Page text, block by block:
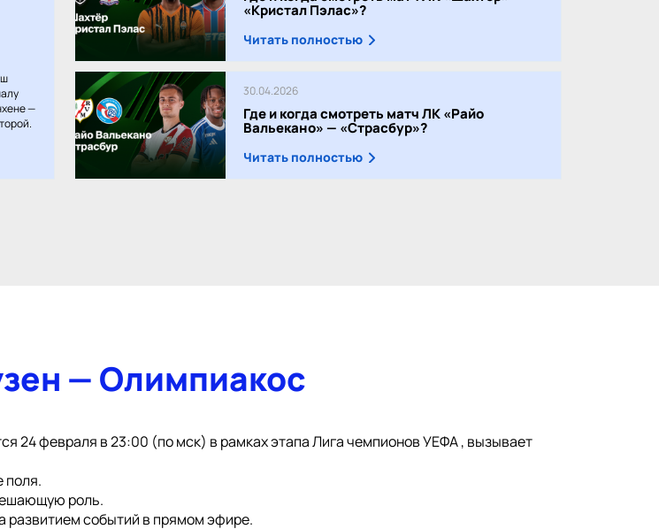
—
«Кристал Пэлас»?
Читать полностью
30.04.2026
Где и когда смотреть матч ЛК «Райо
Вальекано» — «Страсбур»?
Читать полностью
— Олимпиакос
24 февраля в 23:00 (по мск) в рамках этапа Лига чемпионов УЕФА , вызывает
поля.
роль.
развитием событий в прямом эфире.